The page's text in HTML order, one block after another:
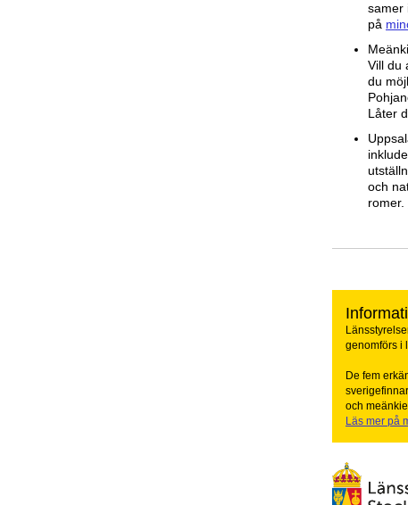
samer
på
Vill du
du
Låter
och
romer.
genomförs i
De fem
och
Läs mer på